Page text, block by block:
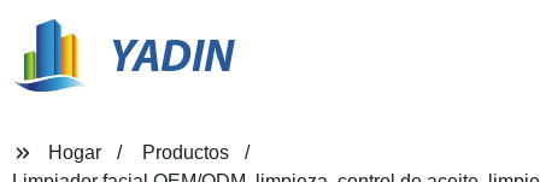
YADIN
Hogar
Productos